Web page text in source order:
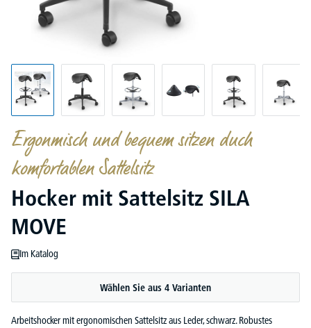
Ergonmisch und bequem sitzen duch
komfortablen Sattelsitz
Hocker mit Sattelsitz SILA
MOVE
Im Katalog
Wählen Sie aus 4 Varianten
Arbeitshocker mit ergonomischen Sattelsitz aus Leder, schwarz. Robustes